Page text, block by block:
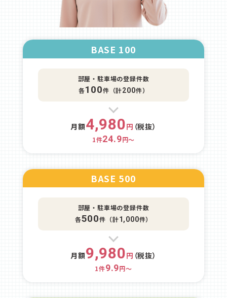
BASE 100
部屋・駐車場の登録件数
各100件（計200件）
月額4,980円 （税抜）
1件24.9円～
BASE 500
部屋・駐車場の登録件数
各500件（計1,000件）
月額9,980円 （税抜）
1件9.9円～